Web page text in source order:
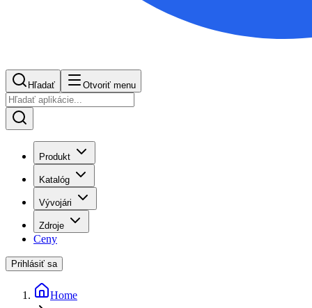
Hľadať Otvoriť menu
Produkt
Katalóg
Vývojári
Zdroje
Ceny
Prihlásiť sa
Home